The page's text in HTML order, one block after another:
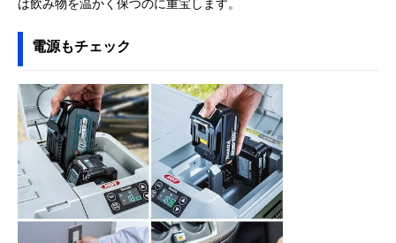
は飲み物を温かく保つのに重宝します。
電源もチェック